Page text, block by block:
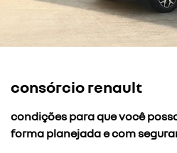
consórcio renault
condições para que você
forma planejada e com